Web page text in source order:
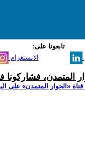
تابعونا على:
الانستغرام
المتمدن،
‫«الحوار المتمدن» على